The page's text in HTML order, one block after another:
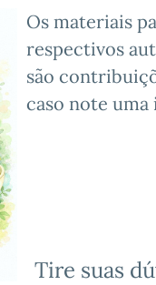
Os materiais
respectivos
são
caso note
Tire suas